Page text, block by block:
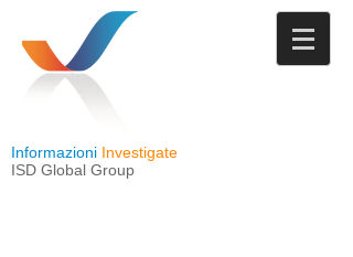
Informazioni Investigate
ISD Global Group